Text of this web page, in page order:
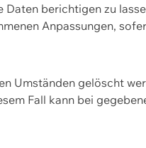
berichtigen zu
Anpassungen,
Umständen gelöscht
Fall kann bei